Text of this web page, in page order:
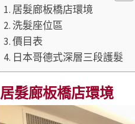
居髮廊板橋店環境
洗髮座位區
價目表
日本哥德式深層三段護髮
居髮廊板橋店環境